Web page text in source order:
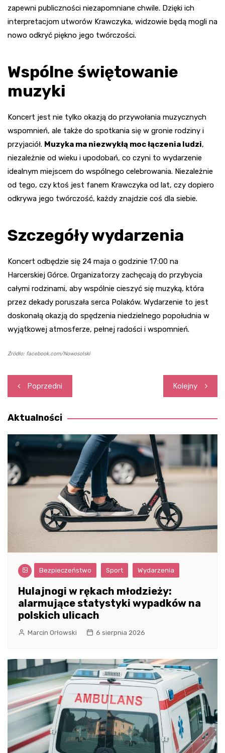
zapewni publiczności niezapomniane chwile. Dzięki ich
interpretacjom utworów Krawczyka, widzowie będą mogli na
nowo odkryć piękno jego twórczości.
Wspólne świętowanie
muzyki
Koncert jest nie tylko okazją do przywołania muzycznych
wspomnień, ale także do spotkania się w gronie rodziny i
przyjaciół. Muzyka ma niezwykłą moc łączenia ludzi,
niezależnie od wieku i upodobań, co czyni to wydarzenie
idealnym miejscem do wspólnego celebrowania. Niezależnie
od tego, czy ktoś jest fanem Krawczyka od lat, czy dopiero
odkrywa jego twórczość, każdy znajdzie coś dla siebie.
Szczegóły wydarzenia
Koncert odbędzie się 24 maja o godzinie 17:00 na
Harcerskiej Górce. Organizatorzy zachęcają do przybycia
całymi rodzinami, aby wspólnie cieszyć się muzyką, która
przez dekady poruszała serca Polaków. Wydarzenie to jest
doskonałą okazją do spędzenia niedzielnego popołudnia w
wyjątkowej atmosferze, pełnej radości i wspomnień.
Źródło: facebook.com/Nowosolski
Nawigacja
wpisu
Poprzedni Kolejny
Aktualności
Bezpieczeństwo Sport Wydarzenia
Hulajnogi w rękach młodzieży:
alarmujące statystyki wypadków na
polskich ulicach
Marcin Orłowski 6 sierpnia 2026